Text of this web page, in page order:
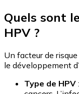
Quels sont
HPV ?
Un facteur de
le développement
Type de HPV